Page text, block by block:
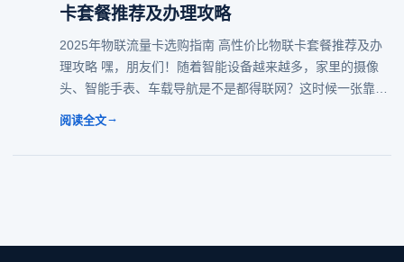
卡套餐推荐及办理攻略
2025年物联流量卡选购指南 高性价比物联卡套餐推荐及办
理攻略 嘿，朋友们！随着智能设备越来越多，家里的摄像
头、智能手表、车载导航是不是都得联网？这时候一张靠谱
阅读全文→